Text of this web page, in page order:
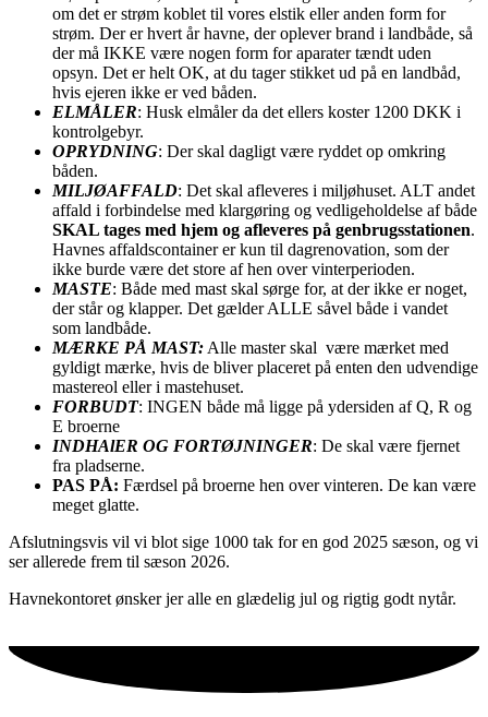
om det er strøm koblet til vores elstik eller anden form for
strøm. Der er hvert år havne, der oplever brand i landbåde, så
der må IKKE være nogen form for aparater tændt uden
opsyn. Det er helt OK, at du tager stikket ud på en landbåd,
hvis ejeren ikke er ved båden.
ELMÅLER: Husk elmåler da det ellers koster 1200 DKK i
kontrolgebyr.
OPRYDNING: Der skal dagligt være ryddet op omkring
båden.
MILJØAFFALD: Det skal afleveres i miljøhuset. ALT andet
affald i forbindelse med klargøring og vedligeholdelse af både
SKAL tages med hjem og afleveres på genbrugsstationen.
Havnes affaldscontainer er kun til dagrenovation, som der
ikke burde være det store af hen over vinterperioden.
MASTE: Både med mast skal sørge for, at der ikke er noget,
der står og klapper. Det gælder ALLE såvel både i vandet
som landbåde.
MÆRKE PÅ MAST: Alle master skal være mærket med
gyldigt mærke, hvis de bliver placeret på enten den udvendige
mastereol eller i mastehuset.
FORBUDT: INGEN både må ligge på ydersiden af Q, R og
E broerne
INDHAlER OG FORTØJNINGER: De skal være fjernet
fra pladserne.
PAS PÅ: Færdsel på broerne hen over vinteren. De kan være
meget glatte.
Afslutningsvis vil vi blot sige 1000 tak for en god 2025 sæson, og vi
ser allerede frem til sæson 2026.
Havnekontoret ønsker jer alle en glædelig jul og rigtig godt nytår.